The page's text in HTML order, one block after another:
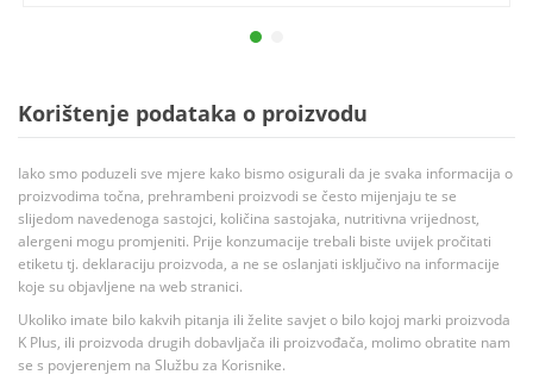
Korištenje podataka o proizvodu
Iako smo poduzeli sve mjere kako bismo osigurali da je svaka informacija o
proizvodima točna, prehrambeni proizvodi se često mijenjaju te se
slijedom navedenoga sastojci, količina sastojaka, nutritivna vrijednost,
alergeni mogu promjeniti. Prije konzumacije trebali biste uvijek pročitati
etiketu tj. deklaraciju proizvoda, a ne se oslanjati isključivo na informacije
koje su objavljene na web stranici.
Ukoliko imate bilo kakvih pitanja ili želite savjet o bilo kojoj marki proizvoda
K Plus, ili proizvoda drugih dobavljača ili proizvođača, molimo obratite nam
se s povjerenjem na Službu za Korisnike.